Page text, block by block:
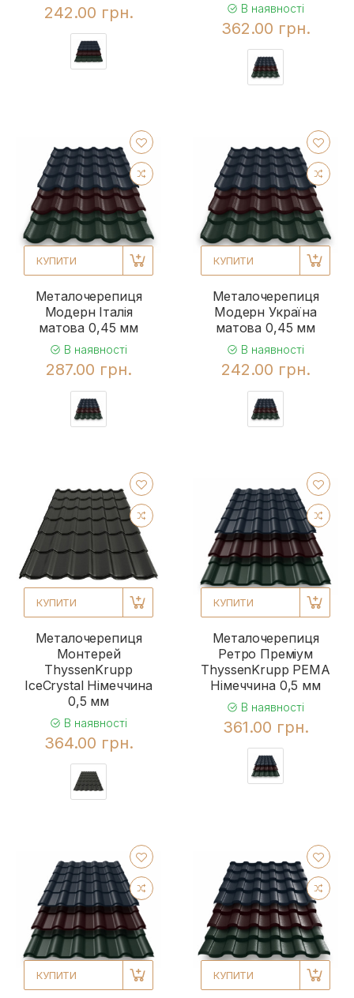
242.00 грн. В наявності
362.00 грн.
КУПИТИ
Металочерепиця
Модерн Італія
матова 0,45 мм
В наявності
287.00 грн.
КУПИТИ
Металочерепиця
Модерн Україна
матова 0,45 мм
В наявності
242.00 грн.
КУПИТИ
Металочерепиця
Монтерей
ThyssenKrupp
IceCrystal Німеччина
0,5 мм
В наявності
364.00 грн.
КУПИТИ
Металочерепиця
Ретро Преміум
ThyssenKrupp PEMA
Німеччина 0,5 мм
В наявності
361.00 грн.
КУПИТИ КУПИТИ